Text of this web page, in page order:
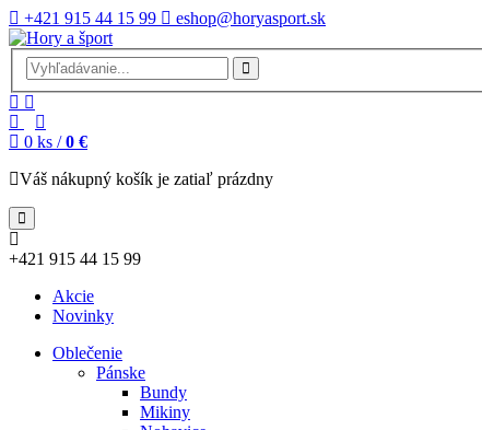
+421 915 44 15 99 eshop@horyasport.sk
0 ks / 0 €
Váš nákupný košík je zatiaľ prázdny
+421 915 44 15 99
Akcie
Novinky
Oblečenie
Pánske
Bundy
Mikiny